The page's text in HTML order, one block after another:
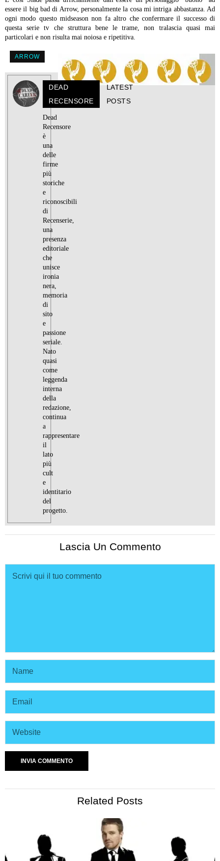
essere il big bad di Arrow, personalmente la cosa mi intriga abbastanza. Ad
ogni modo questo midseason non fa altro che confermare il successo di
questa serie tv che struttura bene le trame, non tralascia quasi mai
particolari e non risulta mai noiosa e ripetitiva.
ARROW
DEAD
RECENSORE
LATEST
POSTS
Dead
Recensore
è
una
delle
firme
più
storiche
e
riconoscibili
di
Recenserie,
una
presenza
editoriale
che
unisce
ironia
nera,
memoria
di
sito
e
passione
seriale.
Nato
quasi
come
leggenda
interna
della
redazione,
continua
a
rappresentare
il
lato
più
cult
e
identitario
del
progetto.
Lascia Un Commento
Related Posts